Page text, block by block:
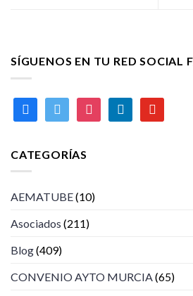
SÍGUENOS EN TU RED SOCIAL
facebooktwitter instagramlinkedin youtube
CATEGORÍAS
AEMATUBE(10)
Asociados (211)
Blog(409)
CONVENIO AYTO MURCIA(65)